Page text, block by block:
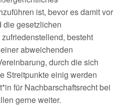
ist, bevor es damit vor
die gesetzlichen
besteht
abweichenden
durch die sich
Streitpunkte einig werden
für Nachbarschaftsrecht bei
gerne weiter.